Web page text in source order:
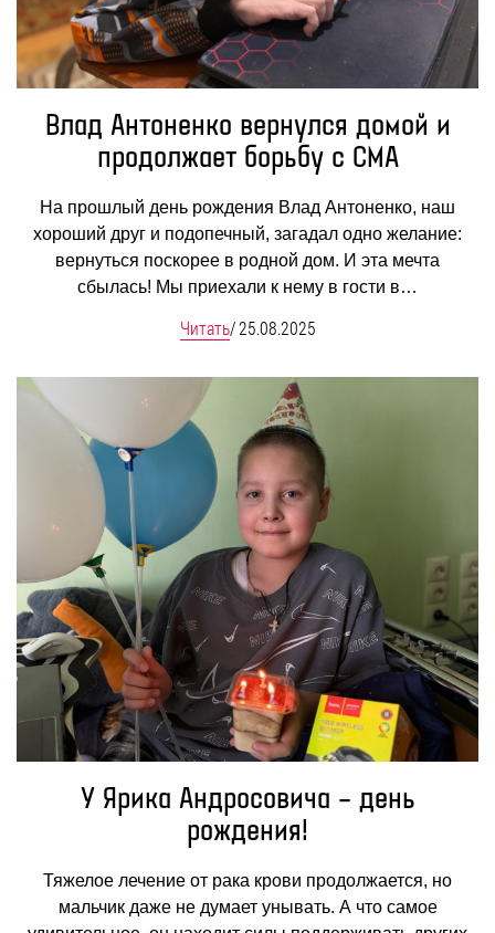
Влад Антоненко вернулся домой и
продолжает борьбу с СМА
На прошлый день рождения Влад Антоненко, наш
хороший друг и подопечный, загадал одно желание:
вернуться поскорее в родной дом. И эта мечта
сбылась! Мы приехали к нему в гости в…
Читать/25.08.2025
У Ярика Андросовича – день
рождения!
Тяжелое лечение от рака крови продолжается, но
мальчик даже не думает унывать. А что самое